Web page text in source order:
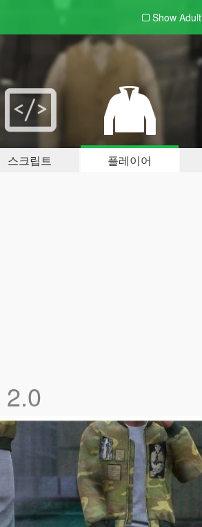
Show Adult
스크립트 플레이어
2.0